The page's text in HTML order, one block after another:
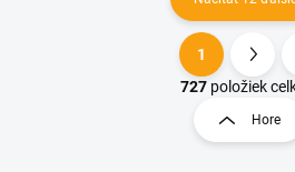
O
v
á
d
S
t
r
á
1
727položiek
Hore